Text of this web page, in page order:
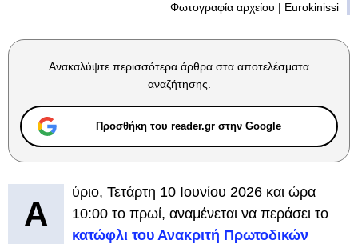
Φωτογραφία αρχείου | Eurokinissi
Ανακαλύψτε περισσότερα άρθρα στα αποτελέσματα
αναζήτησης.
Προσθήκη του reader.gr στην Google
Α
ύριο, Τετάρτη 10 Ιουνίου 2026 και ώρα
10:00 το πρωί, αναμένεται να περάσει το
κατώφλι του Ανακριτή Πρωτοδικών